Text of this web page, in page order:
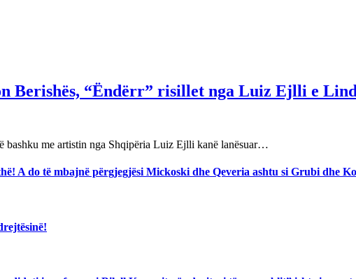
Berishës, “Ëndërr” risillet nga Luiz Ejlli e
bashku me artistin nga Shqipëria Luiz Ejlli kanë lanësuar…
A do të mbajnë përgjegjësi Mickoski dhe Qeveria ashtu si Grubi dhe